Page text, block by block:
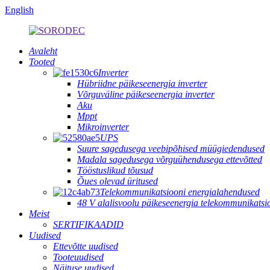
English
Avaleht
Tooted
Inverter
Hübriidne päikeseenergia inverter
Võrguväline päikeseenergia inverter
Aku
Mppt
Mikroinverter
UPS
Suure sagedusega veebipõhised müügiedendused
Madala sagedusega võrguühendusega ettevõtted
Tööstuslikud tõusud
Õues olevad üritused
Telekommunikatsiooni energialahendused
48 V alalisvoolu päikeseenergia
Meist
SERTIFIKAADID
Uudised
Ettevõtte uudised
Tooteuudised
Näituse uudised